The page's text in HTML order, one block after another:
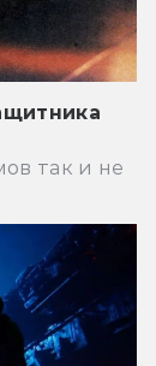
так и не